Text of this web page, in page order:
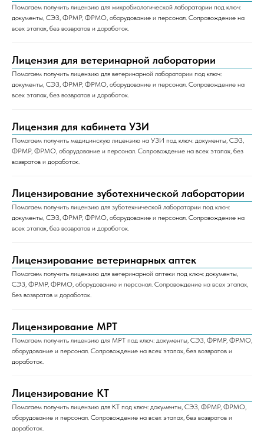
Помогаем получить лицензию для микробиологической лаборатории под ключ:
документы, СЭЗ, ФРМР, ФРМО, оборудование и персонал. Сопровождение на
всех этапах, без возвратов и доработок.
Лицензия для ветеринарной лаборатории
Помогаем получить лицензию для ветеринарной лаборатории под ключ:
документы, СЭЗ, ФРМР, ФРМО, оборудование и персонал. Сопровождение на
всех этапах, без возвратов и доработок.
Лицензия для кабинета УЗИ
Помогаем получить медицинскую лицензию на УЗИ под ключ: документы, СЭЗ,
ФРМР, ФРМО, оборудование и персонал. Сопровождение на всех этапах, без
возвратов и доработок.
Лицензирование зуботехнической лаборатории
Помогаем получить лицензию для зуботехнической лаборатории под ключ:
документы, СЭЗ, ФРМР, ФРМО, оборудование и персонал. Сопровождение на
всех этапах, без возвратов и доработок.
Лицензирование ветеринарных аптек
Помогаем получить лицензию для ветеринарной аптеки под ключ: документы,
СЭЗ, ФРМР, ФРМО, оборудование и персонал. Сопровождение на всех этапах,
без возвратов и доработок.
Лицензирование МРТ
Помогаем получить лицензию для МРТ под ключ: документы, СЭЗ, ФРМР, ФРМО,
оборудование и персонал. Сопровождение на всех этапах, без возвратов и
доработок.
Лицензирование КТ
Помогаем получить лицензию для КТ под ключ: документы, СЭЗ, ФРМР, ФРМО,
оборудование и персонал. Сопровождение на всех этапах, без возвратов и
доработок.